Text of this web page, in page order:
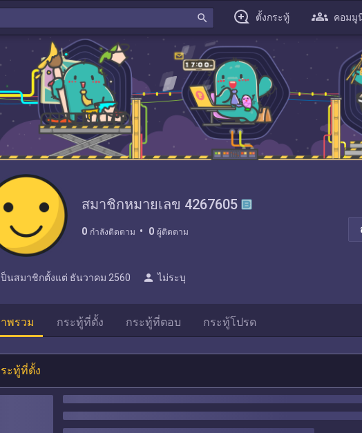
search ตั้งกระทู้ คอมมู
สมาชิกหมายเลข 4267605
0 กำลังติดตาม 0 ผู้ติดตาม
ป็นสมาชิกตั้งแต่ ธันวาคม 2560 person ไม่ระบุ
พรวม กระทู้ที่ตั้ง กระทู้ที่ตอบ กระทู้โปรด
ะทู้ที่ตั้ง